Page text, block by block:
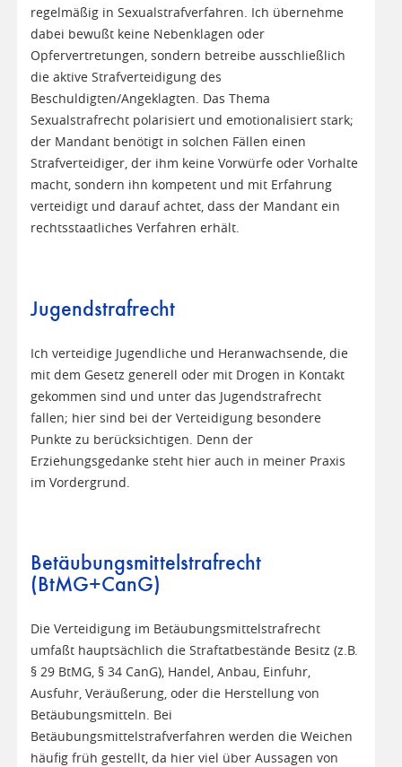
regelmäßig in Sexualstrafverfahren. Ich übernehme
dabei bewußt keine Nebenklagen oder
Opfervertretungen, sondern betreibe ausschließlich
die aktive Strafverteidigung des
Beschuldigten/Angeklagten. Das Thema
Sexualstrafrecht polarisiert und emotionalisiert stark;
der Mandant benötigt in solchen Fällen einen
Strafverteidiger, der ihm keine Vorwürfe oder Vorhalte
macht, sondern ihn kompetent und mit Erfahrung
verteidigt und darauf achtet, dass der Mandant ein
rechtsstaatliches Verfahren erhält.
Jugendstrafrecht
Ich verteidige Jugendliche und Heranwachsende, die
mit dem Gesetz generell oder mit Drogen in Kontakt
gekommen sind und unter das Jugendstrafrecht
fallen; hier sind bei der Verteidigung besondere
Punkte zu berücksichtigen. Denn der
Erziehungsgedanke steht hier auch in meiner Praxis
im Vordergrund.
Betäubungsmittelstrafrecht
(BtMG+CanG)
Die Verteidigung im Betäubungsmittelstrafrecht
umfaßt hauptsächlich die Straftatbestände Besitz (z.B.
§ 29 BtMG, § 34 CanG), Handel, Anbau, Einfuhr,
Ausfuhr, Veräußerung, oder die Herstellung von
Betäubungsmitteln. Bei
Betäubungsmittelstrafverfahren werden die Weichen
häufig früh gestellt, da hier viel über Aussagen von